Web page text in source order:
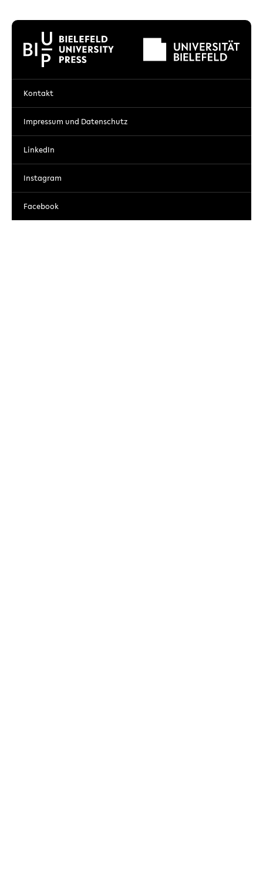
Kontakt
Impressum und Datenschutz
LinkedIn
Instagram
Facebook